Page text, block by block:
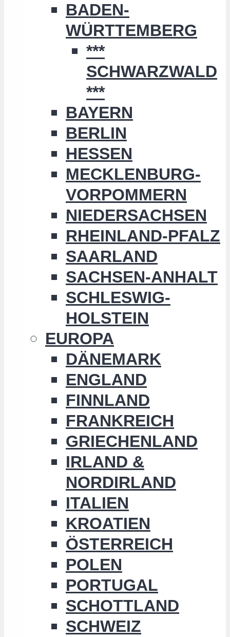
BADEN-
WÜRTTEMBERG
***
SCHWARZWALD
***
BAYERN
BERLIN
HESSEN
MECKLENBURG-
VORPOMMERN
NIEDERSACHSEN
RHEINLAND-PFALZ
SAARLAND
SACHSEN-ANHALT
SCHLESWIG-
HOLSTEIN
EUROPA
DÄNEMARK
ENGLAND
FINNLAND
FRANKREICH
GRIECHENLAND
IRLAND &
NORDIRLAND
ITALIEN
KROATIEN
ÖSTERREICH
POLEN
PORTUGAL
SCHOTTLAND
SCHWEIZ